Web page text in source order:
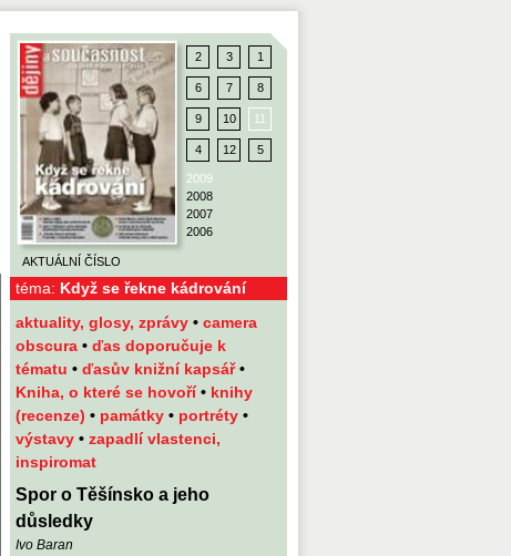
téma: Když se řekne kádrování
AKTUÁLNÍ ČÍSLO
2 3 1
6 7 8
9 10 11
4 12 5
2009
2008
2007
2006
aktuality, glosy, zprávy • camera
obscura • ďas doporučuje k
tématu • ďasův knižní kapsář•
Kniha, o které se hovoří• knihy
(recenze) • památky • portréty •
výstavy • zapadlí vlastenci,
inspiromat
Spor o Těšínsko a jeho
důsledky
Ivo Baran